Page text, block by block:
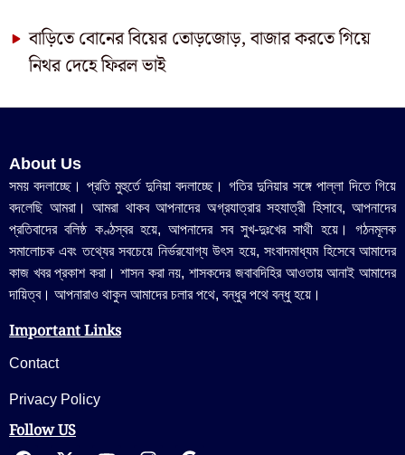
বাড়িতে বোনের বিয়ের তোড়জোড়, বাজার করতে গিয়ে
নিথর দেহে ফিরল ভাই
About Us
সময় বদলাচ্ছে। প্রতি মুহুর্তে দুনিয়া বদলাচ্ছে। গতির দুনিয়ার সঙ্গে পাল্লা দিতে গিয়ে
বদলেছি আমরা। আমরা থাকব আপনাদের অগ্রযাত্রার সহযাত্রী হিসাবে, আপনাদের
প্রতিবাদের বলিষ্ঠ কণ্ঠস্বর হয়ে, আপনাদের সব সুখ-দুঃখের সাথী হয়ে। গঠনমূলক
সমালোচক এবং তথ্যের সবচেয়ে নির্ভরযোগ্য উ‍ৎস হয়ে, সংবাদমাধ্যম হিসেবে আমাদের
কাজ খবর প্রকাশ করা। শাসন করা নয়, শাসকদের জবাবদিহির আওতায় আনাই আমাদের
দায়িত্ব। আপনারাও থাকুন আমাদের চলার পথে, বন্ধুর পথে বন্ধু হয়ে।
Important Links
Contact
Privacy Policy
Follow US